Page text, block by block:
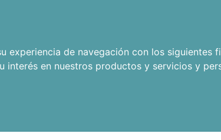
de navegación con los siguientes
interés en nuestros productos y servicios y